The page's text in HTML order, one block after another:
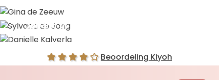
Sylvana de Jong
Beoordeling Kiyoh